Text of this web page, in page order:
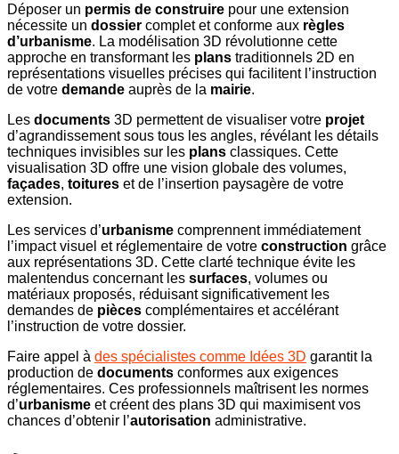
Déposer un permis de construire pour une extension
nécessite un dossier complet et conforme aux règles
d’urbanisme. La modélisation 3D révolutionne cette
approche en transformant les plans traditionnels 2D en
représentations visuelles précises qui facilitent l’instruction
de votre demande auprès de la mairie.
Les documents 3D permettent de visualiser votre projet
d’agrandissement sous tous les angles, révélant les détails
techniques invisibles sur les plans classiques. Cette
visualisation 3D offre une vision globale des volumes,
façades, toitures et de l’insertion paysagère de votre
extension.
Les services d’urbanisme comprennent immédiatement
l’impact visuel et réglementaire de votre construction grâce
aux représentations 3D. Cette clarté technique évite les
malentendus concernant les surfaces, volumes ou
matériaux proposés, réduisant significativement les
demandes de pièces complémentaires et accélérant
l’instruction de votre dossier.
Faire appel à des spécialistes comme Idées 3D garantit la
production de documents conformes aux exigences
réglementaires. Ces professionnels maîtrisent les normes
d’urbanisme et créent des plans 3D qui maximisent vos
chances d’obtenir l’autorisation administrative.